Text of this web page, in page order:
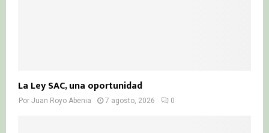
La Ley SAC, una oportunidad
Por Juan Royo Abenia 7 agosto, 2026 0